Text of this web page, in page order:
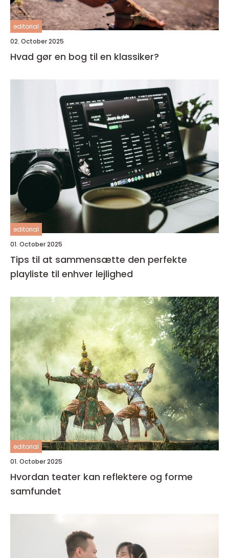
editorial
02. October 2025
Hvad gør en bog til en klassiker?
editorial
01. October 2025
Tips til at sammensætte den perfekte
playliste til enhver lejlighed
editorial
01. October 2025
Hvordan teater kan reflektere og forme
samfundet